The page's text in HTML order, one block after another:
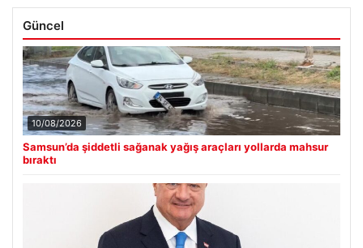
Güncel
10/08/2026
Samsun’da şiddetli sağanak yağış araçları yollarda mahsur
bıraktı